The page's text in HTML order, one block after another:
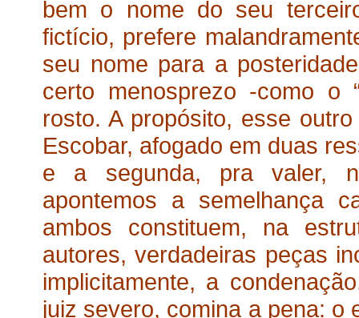
bem o nome do seu
fictício, prefere
seu nome para a
certo menosprezo -como o
rosto. A propósito, esse
Escobar, afogado em duas
e a segunda, pra valer,
apontemos a semelhança
ambos constituem, na
autores, verdadeiras peças
implicitamente, a
juiz severo, comina a pena: o